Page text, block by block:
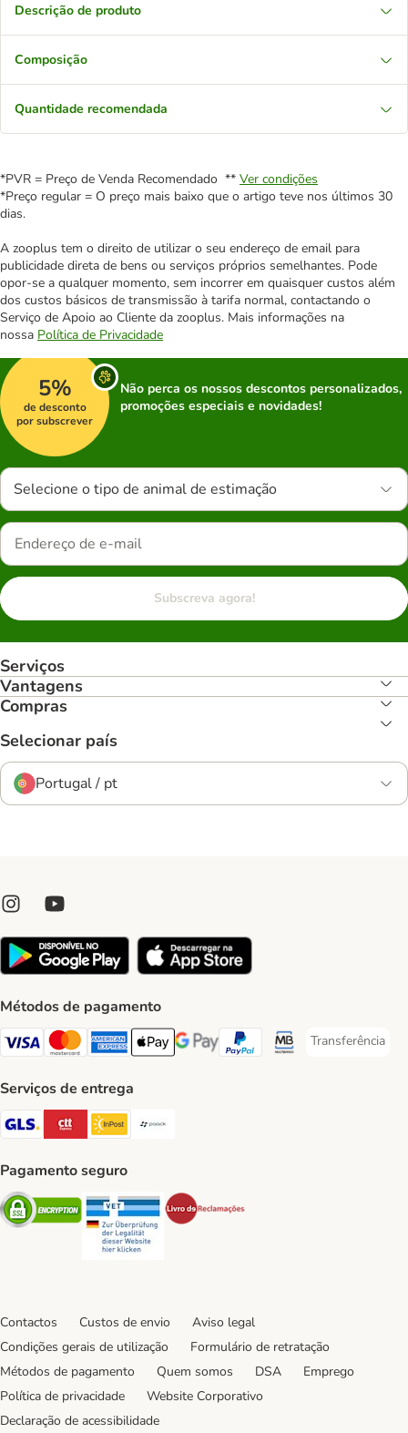
Descrição de produto
Composição
Quantidade recomendada
*PVR = Preço de Venda Recomendado ** Ver condições
*Preço regular = O preço mais baixo que o artigo teve nos últimos 30
dias.
A zooplus tem o direito de utilizar o seu endereço de email para
publicidade direta de bens ou serviços próprios semelhantes. Pode
opor-se a qualquer momento, sem incorrer em quaisquer custos além
dos custos básicos de transmissão à tarifa normal, contactando o
Serviço de Apoio ao Cliente da zooplus. Mais informações na
nossa Política de Privacidade
5%
de desconto
por subscrever
Não perca os nossos descontos personalizados,
promoções especiais e novidades!
Selecione o tipo de animal de estimação
Subscreva agora!
Serviços
Vantagens
Compras
Selecionar país
Portugal / pt
Métodos de pagamento
Visa Payment Method
Mastercard Payment Method
American Express Payment Method
Apple Pay Payment Method
Google Pay Payment Method
PayPal Payment Method
Multibanco Payment
Transferência
Transferência
Serviços de entrega
GLS Shipping Method
CTTExpress Shipping Method
InPost Shipping Method
Pagamento seguro
Security Security
Contactos Custos de envio
Aviso legal
Condições gerais de utilização
Formulário de retratação
Métodos de pagamento
Quem somos DSA
Emprego
Política de privacidade
Website Corporativo
Declaração de acessibilidade